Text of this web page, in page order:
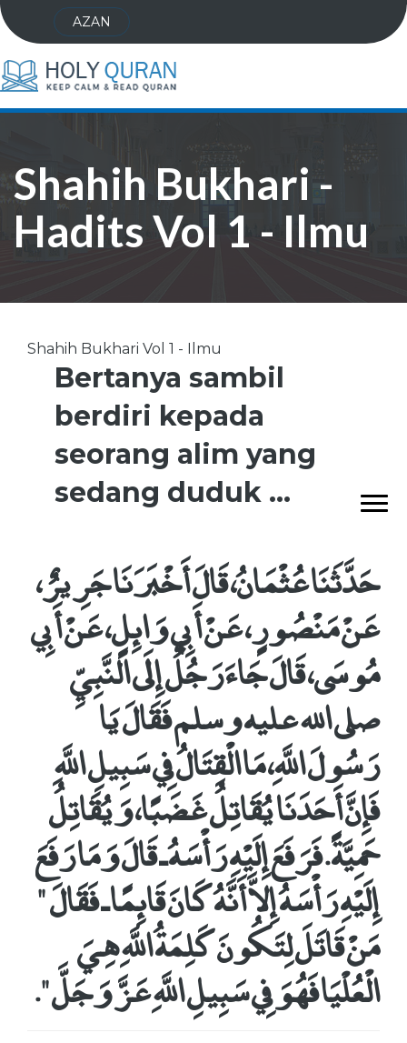
AZAN
Shahih Bukhari -
Hadits Vol 1 - Ilmu
Shahih Bukhari Vol 1 - Ilmu
Bertanya sambil
berdiri kepada
seorang alim yang
sedang duduk ...
حَدَّثَنَا عُثْمَانُ، قَالَ أَخْبَرَنَا جَرِيرٌ،
عَنْ مَنْصُورٍ، عَنْ أَبِي وَائِلٍ، عَنْ أَبِي
مُوسَى، قَالَ جَاءَ رَجُلٌ إِلَى النَّبِيِّ
صلى الله عليه وسلم فَقَالَ يَا
رَسُولَ اللَّهِ، مَا الْقِتَالُ فِي سَبِيلِ اللَّهِ
فَإِنَّ أَحَدَنَا يُقَاتِلُ غَضَبًا، وَيُقَاتِلُ
حَمِيَّةً‏.‏ فَرَفَعَ إِلَيْهِ رَأْسَهُ ـ قَالَ وَمَا رَفَعَ
إِلَيْهِ رَأْسَهُ إِلاَّ أَنَّهُ كَانَ قَائِمًا ـ فَقَالَ ‏ "‏
مَنْ قَاتَلَ لِتَكُونَ كَلِمَةُ اللَّهِ هِيَ
الْعُلْيَا فَهُوَ فِي سَبِيلِ اللَّهِ عَزَّ وَجَلَّ ‏"‏‏.‏